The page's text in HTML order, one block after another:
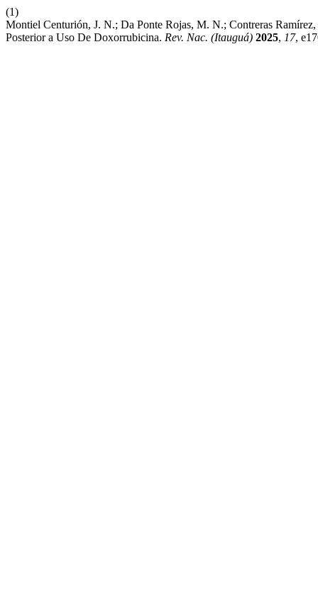
(1)
Montiel Centurión, J. N.; Da Ponte Rojas, M. N.; Contreras
Posterior a Uso De Doxorrubicina. Rev. Nac. (Itauguá) 2025, 17,